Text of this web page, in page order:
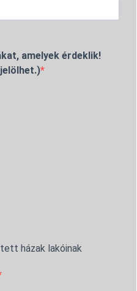
amelyek érdeklik!
házak lakóinak